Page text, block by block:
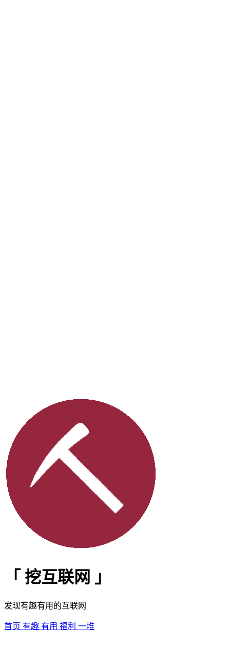
「 挖互联网 」
发现有趣有用的互联网
首页 有趣 有用 福利 一堆